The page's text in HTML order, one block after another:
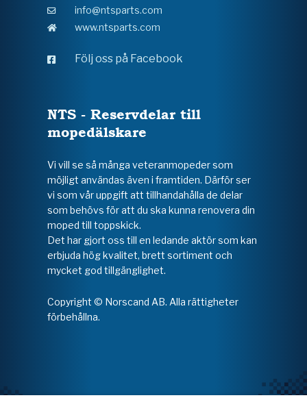
info@ntsparts.com
www.ntsparts.com
Följ oss på Facebook
NTS - Reservdelar till
mopedälskare
Vi vill se så många veteranmopeder som
möjligt användas även i framtiden. Därför ser
vi som vår uppgift att tillhandahålla de delar
som behövs för att du ska kunna renovera din
moped till toppskick.
Det har gjort oss till en ledande aktör som kan
erbjuda hög kvalitet, brett sortiment och
mycket god tillgänglighet.
Copyright © Norscand AB. Alla rättigheter
förbehållna.